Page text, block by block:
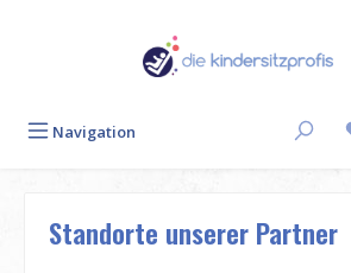
Navigation
Standorte unserer Partner